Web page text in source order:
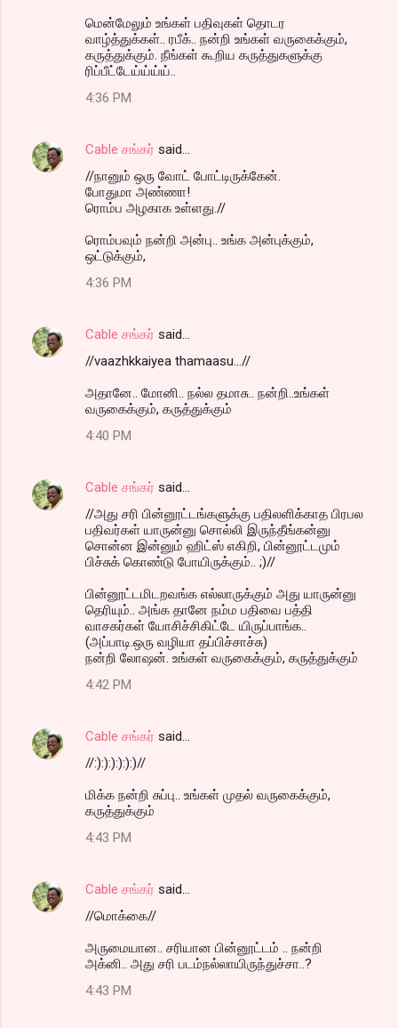
மென்மேலும் உங்கள் பதிவுகள் தொடர
வாழ்த்துக்கள்.. ரபீக்.. நன்றி உங்கள் வருகைக்கும்,
கருத்துக்கும். நீங்கள் கூறிய கருத்துகளுக்கு
ரிப்பீட்டேய்ய்ய்ய்..
4:36 PM
Cable சங்கர் said…
//நானும் ஒரு வோட் போட்டிருக்கேன்.
போதுமா அண்ணா!
ரொம்ப அழகாக உள்ளது.//
ரொம்பவும் நன்றி அன்பு.. உங்க அன்புக்கும்,
ஒட்டுக்கும்,
4:36 PM
Cable சங்கர் said…
//vaazhkkaiyea thamaasu...//
அதானே.. மோனி.. நல்ல தமாசு.. நன்றி..உங்கள்
வருகைக்கும், கருத்துக்கும்
4:40 PM
Cable சங்கர் said…
//அது சரி பின்னூட்டங்களுக்கு பதிலளிக்காத பிரபல
பதிவர்கள் யாருன்னு சொல்லி இருந்தீங்கன்னு
சொன்ன இன்னும் ஹிட்ஸ் எகிறி, பின்னூட்டமும்
பிச்சுக் கொண்டு போயிருக்கும்.. ;)//
பின்னூட்டமிடறவங்க எல்லாருக்கும் அது யாருன்னு
தெரியும்.. அங்க தானே நம்ம பதிவை பத்தி
வாசகர்கள் யோசிச்சிகிட்டே யிருப்பாங்க..
(அப்பாடி.ஒரு வழியா தப்பிச்சாச்சு)
நன்றி லோஷன். உங்கள் வருகைக்கும், கருத்துக்கும்
4:42 PM
Cable சங்கர் said…
//:):):):):):)//
மிக்க நன்றி சுப்பு.. உங்கள் முதல் வருகைக்கும்,
கருத்துக்கும்
4:43 PM
Cable சங்கர் said…
//மொக்கை//
அருமையான.. சரியான பின்னூட்டம் .. நன்றி
அக்னி.. அது சரி படம்நல்லாயிருந்துச்சா..?
4:43 PM